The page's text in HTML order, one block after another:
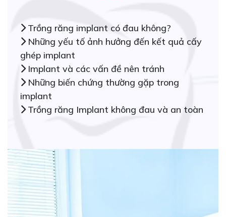
Trồng răng implant có đau không?
Những yếu tố ảnh hưởng đến kết quả cấy
ghép implant
Implant và các vấn đề nên tránh
Những biến chứng thường gặp trong
implant
Trồng răng Implant không đau và an toàn